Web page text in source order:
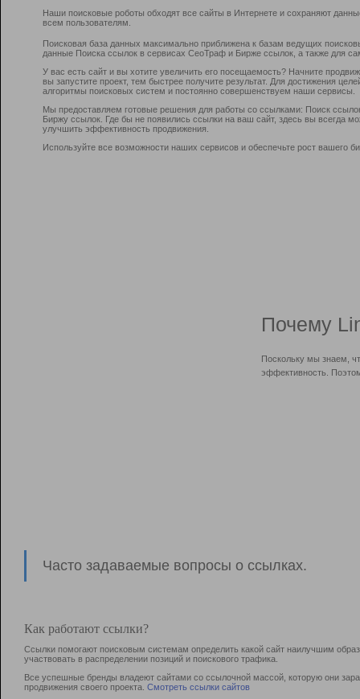
Наши поисковые роботы обходят все сайты в Интернете и сохраняют
всем пользователям.
Поисковая база данных максимально приближена к базам ведущих
данные Поиска ссылок в сервисах СеоТраф и Бирже ссылок, а также для
У вас есть сайт и вы хотите увеличить его посещаемость? Начните
вы запустите проект, тем быстрее получите результат. Для достижения
алгоритмы поисковых систем и постоянно совершенствуем наши сервисы.
Мы предоставляем готовые решения для работы со ссылками: Поиск
Биржу ссылок. Где бы не появились ссылки на ваш сайт, здесь вы всегда
улучшить эффективность продвижения.
Используйте все возможности наших сервисов и обеспечьте рост вашего
Почему
Поскольку мы знаем,
эффективность.
Часто задаваемые вопросы о ссылках.
Как работают ссылки?
Ссылки помогают поисковым системам определить какой сайт наилучшим
участвовать в раcпределении позиций и поискового трафика.
Все успешные бренды владеют сайтами со ссылочной массой, которую они
продвижения своего проекта. Смотреть ссылки сайтов